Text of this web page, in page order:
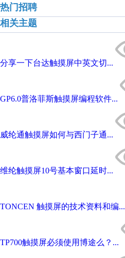
热门招聘
相关主题
分享一下台达触摸屏中英文切...
GP6.0普洛菲斯触摸屏编程软件...
威纶通触摸屏如何与西门子通...
维纶触摸屏10号基本窗口延时...
TONCEN 触摸屏的技术资料和编...
TP700触摸屏必须使用博途么？...